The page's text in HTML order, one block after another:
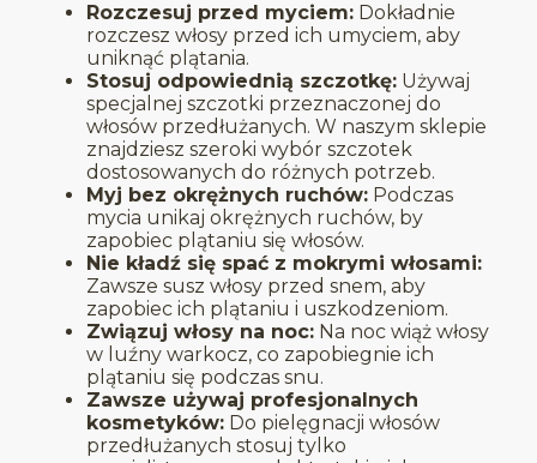
Rozczesuj przed myciem: Dokładnie
rozczesz włosy przed ich umyciem, aby
uniknąć plątania.
Stosuj odpowiednią szczotkę: Używaj
specjalnej szczotki przeznaczonej do
włosów przedłużanych. W naszym sklepie
znajdziesz szeroki wybór szczotek
dostosowanych do różnych potrzeb.
Myj bez okrężnych ruchów: Podczas
mycia unikaj okrężnych ruchów, by
zapobiec plątaniu się włosów.
Nie kładź się spać z mokrymi włosami:
Zawsze susz włosy przed snem, aby
zapobiec ich plątaniu i uszkodzeniom.
Związuj włosy na noc: Na noc wiąż włosy
w luźny warkocz, co zapobiegnie ich
plątaniu się podczas snu.
Zawsze używaj profesjonalnych
kosmetyków: Do pielęgnacji włosów
przedłużanych stosuj tylko